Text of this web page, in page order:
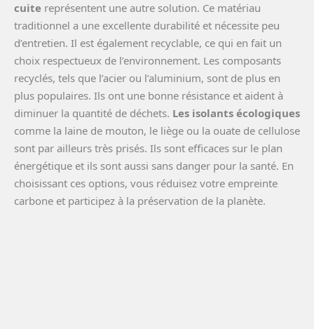
cuite représentent une autre solution. Ce matériau
traditionnel a une excellente durabilité et nécessite peu
d’entretien. Il est également recyclable, ce qui en fait un
choix respectueux de l’environnement. Les composants
recyclés, tels que l’acier ou l’aluminium, sont de plus en
plus populaires. Ils ont une bonne résistance et aident à
diminuer la quantité de déchets. Les isolants écologiques
comme la laine de mouton, le liège ou la ouate de cellulose
sont par ailleurs très prisés. Ils sont efficaces sur le plan
énergétique et ils sont aussi sans danger pour la santé. En
choisissant ces options, vous réduisez votre empreinte
carbone et participez à la préservation de la planète.